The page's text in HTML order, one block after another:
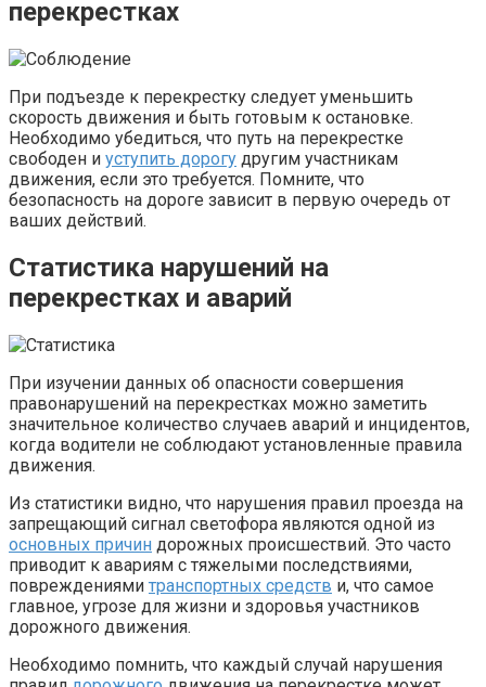
перекрестках
При подъезде к перекрестку следует уменьшить
скорость движения и быть готовым к остановке.
Необходимо убедиться, что путь на перекрестке
свободен и уступить дорогу другим участникам
движения, если это требуется. Помните, что
безопасность на дороге зависит в первую очередь от
ваших действий.
Статистика нарушений на
перекрестках и аварий
При изучении данных об опасности совершения
правонарушений на перекрестках можно заметить
значительное количество случаев аварий и инцидентов,
когда водители не соблюдают установленные правила
движения.
Из статистики видно, что нарушения правил проезда на
запрещающий сигнал светофора являются одной из
основных причин дорожных происшествий. Это часто
приводит к авариям с тяжелыми последствиями,
повреждениями транспортных средств и, что самое
главное, угрозе для жизни и здоровья участников
дорожного движения.
Необходимо помнить, что каждый случай нарушения